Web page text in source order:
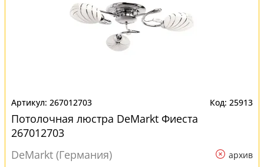
267012703 25913
Потолочная люстра DeMarkt Фиеста
267012703
DeMarkt (Германия)
архив